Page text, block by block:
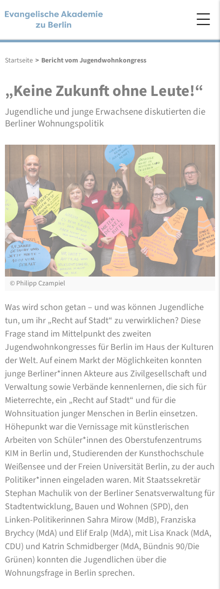
Startseite > Bericht vom Jugendwohnkongress
„Keine Zukunft ohne Leute!“
Jugendliche und junge Erwachsene diskutierten die
Berliner Wohnungspolitik
© Philipp Czampiel
Was wird schon getan – und was können Jugendliche
tun, um ihr „Recht auf Stadt“ zu verwirklichen? Diese
Frage stand im Mittelpunkt des zweiten
Jugendwohnkongresses für Berlin im Haus der Kulturen
der Welt. Auf einem Markt der Möglichkeiten konnten
junge Berliner*innen Akteure aus Zivilgesellschaft und
Verwaltung sowie Verbände kennenlernen, die sich für
Mieterrechte, ein „Recht auf Stadt“ und für die
Wohnsituation junger Menschen in Berlin einsetzen.
Höhepunkt war die Vernissage mit künstlerischen
Arbeiten von Schüler*innen des Oberstufenzentrums
KIM in Berlin und, Studierenden der Kunsthochschule
Weißensee und der Freien Universität Berlin, zu der auch
Politiker*innen eingeladen waren. Mit Staatssekretär
Stephan Machulik von der Berliner Senatsverwaltung für
Stadtentwicklung, Bauen und Wohnen (SPD), den
Linken-Politikerinnen Sahra Mirow (MdB), Franziska
Brychcy (MdA) und Elif Eralp (MdA), mit Lisa Knack (MdA,
CDU) und Katrin Schmidberger (MdA, Bündnis 90/Die
Grünen) konnten die Jugendlichen über die
Wohnungsfrage in Berlin sprechen.